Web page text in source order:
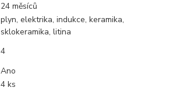
24 měsíců
plyn, elektrika, indukce, keramika,
sklokeramika, litina
4
Ano
4 ks